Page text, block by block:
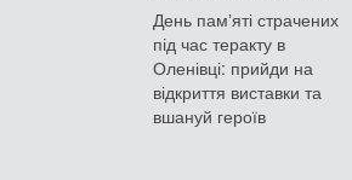
День памʼяті страчених
під час теракту в
Оленівці: прийди на
відкриття виставки та
вшануй героїв